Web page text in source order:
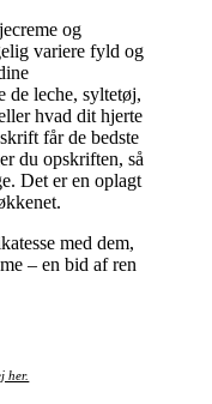
og
variere fyld og
de leche, syltetøj,
hvad dit hjerte
får de bedste
du opskriften, så
Det er en oplagt
med dem,
– en bid af ren
her.